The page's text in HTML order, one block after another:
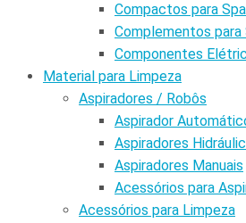
Compactos para
Complementos para
Componentes
Material para Limpeza
Aspiradores / Robôs
Aspirador
Aspiradores
Aspiradores Manuais
Acessórios para
Acessórios para Limpeza